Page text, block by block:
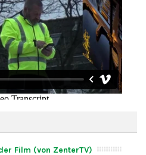
Film (von ZenterTV)